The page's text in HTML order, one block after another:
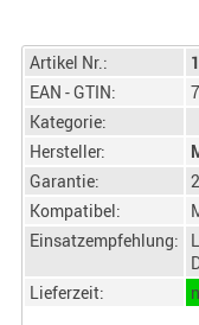
Artikel Nr.:
EAN - GTIN:
Kategorie:
Hersteller:
Garantie:
Kompatibel:
Einsatzempfehlung:
Lieferzeit: